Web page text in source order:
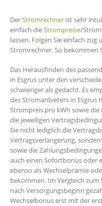
DerStromrechner ist sehr
einfach dieStrompreise/
lassen. Folgen Sie einfach
Stromrechner. So bekommen
Das Herausfinden des
in Esgrus unter den
schwieriger als gedacht. Es
des Stromanbieters in Esgrus
Strompreis pro kWh sowie
die jeweiligen
Sie nicht lediglich die
Vertragsverlängerung,
sowie die
auch einen Sofortbonus oder
ebenso als Wechselprämie
bekommen. Im Vergleich zum
nach Versorgungsbeginn
Wechselbonus erst mit der